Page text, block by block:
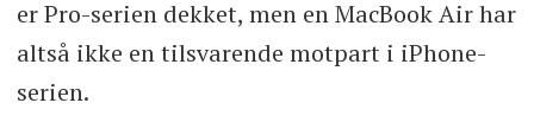
er Pro-serien dekket, men en MacBook Air har
altså ikke en tilsvarende motpart i iPhone-
serien.